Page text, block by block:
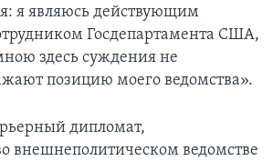
я являюсь действующим
Госдепартамента США,
здесь суждения не
позицию моего ведомства».
дипломат,
внешнеполитическом ведомстве